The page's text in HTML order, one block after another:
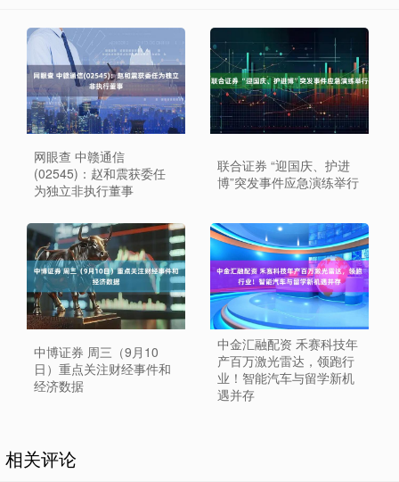
网眼查 中赣通信
(02545)：赵和震获委任
为独立非执行董事
联合证券 “迎国庆、护进
博”突发事件应急演练举行
中博证券 周三（9月10
日）重点关注财经事件和
经济数据
中金汇融配资 禾赛科技年
产百万激光雷达，领跑行
业！智能汽车与留学新机
遇并存
相关评论